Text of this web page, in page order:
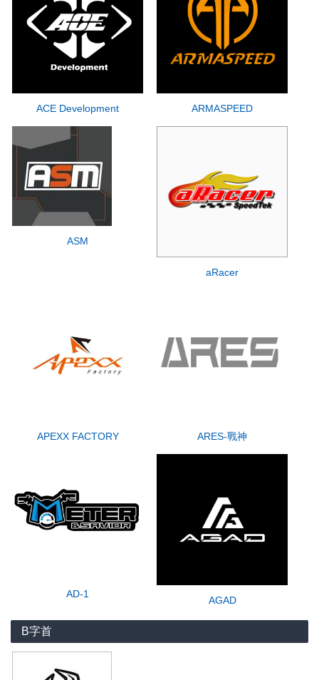
ACE Development ARMASPEED
ASM
aRacer
APEXX FACTORY ARES-戰神
AD-1
AGAD
B字首